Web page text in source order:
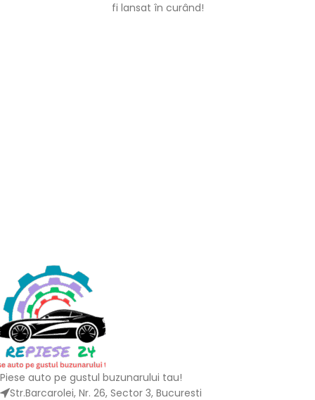
fi lansat în curând!
Piese auto pe gustul buzunarului tau!
Str.Barcarolei, Nr. 26, Sector 3, Bucuresti